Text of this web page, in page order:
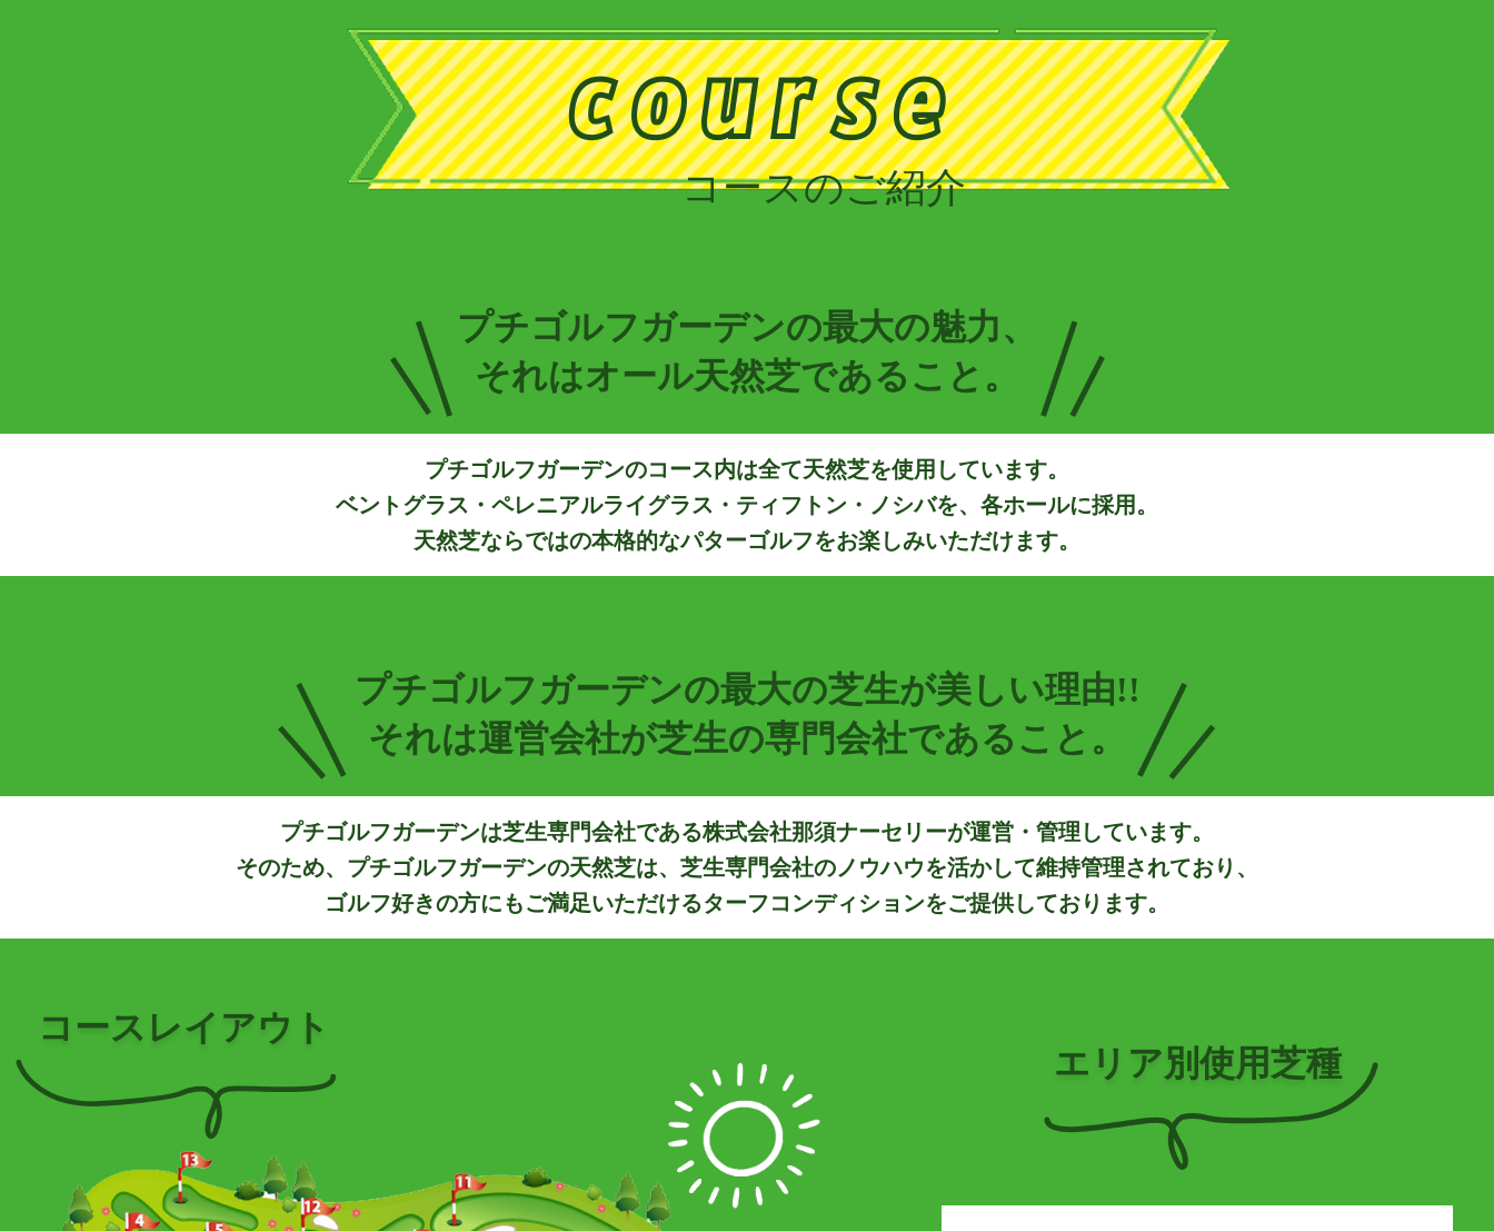
コースのご紹介
プチゴルフガーデンの最大の魅力、
それはオール天然芝であること。
プチゴルフガーデンのコース内は全て天然芝を使用しています。
ベントグラス・ペレニアルライグラス・ティフトン・ノシバを、各ホールに採用。
天然芝ならではの本格的なパターゴルフをお楽しみいただけます。
プチゴルフガーデンの最大の芝生が美しい理由!!
それは運営会社が芝生の専門会社であること。
プチゴルフガーデンは芝生専門会社である株式会社那須ナーセリーが運営・管理しています。
そのため、プチゴルフガーデンの天然芝は、芝生専門会社のノウハウを活かして維持管理されており、
ゴルフ好きの方にもご満足いただけるターフコンディションをご提供しております。
コースレイアウト
エリア別使用芝種